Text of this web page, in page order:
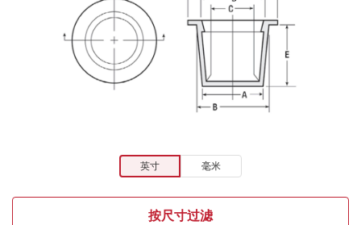
英寸 毫米
按尺寸过滤